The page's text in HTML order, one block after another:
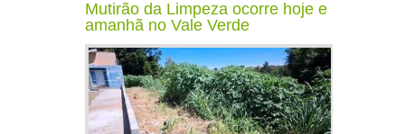
Mutirão da Limpeza ocorre hoje e
amanhã no Vale Verde